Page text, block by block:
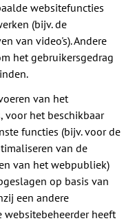
websitefuncties
(bijv. de
van video's). Andere
het gebruikersgedrag
van het
voor het beschikbaar
functies (bijv. voor de
van de
van het webpubliek)
op basis van
een andere
websitebeheerder heeft